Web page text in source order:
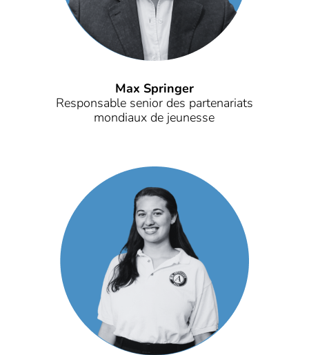
Max Springer
Responsable senior des partenariats
mondiaux de jeunesse